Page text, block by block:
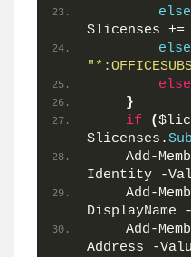
$licenses +=
else
}
if
(
$licenses.
Add-
Identity -
Add-
DisplayName
Add-
Address -